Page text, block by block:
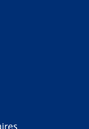
Genève